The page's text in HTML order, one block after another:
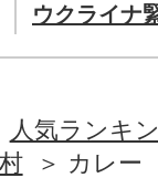
ウクライナ
人気ランキ
カレー